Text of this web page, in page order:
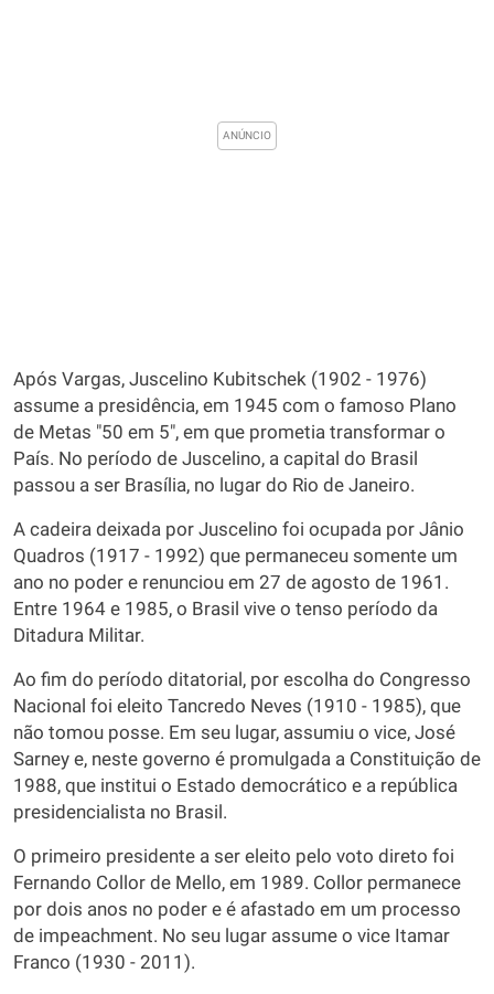
Após Vargas, Juscelino Kubitschek (1902 - 1976)
assume a presidência, em 1945 com o famoso Plano
de Metas "50 em 5", em que prometia transformar o
País. No período de Juscelino, a capital do Brasil
passou a ser Brasília, no lugar do Rio de Janeiro.
A cadeira deixada por Juscelino foi ocupada por Jânio
Quadros (1917 - 1992) que permaneceu somente um
ano no poder e renunciou em 27 de agosto de 1961.
Entre 1964 e 1985, o Brasil vive o tenso período da
Ditadura Militar.
Ao fim do período ditatorial, por escolha do Congresso
Nacional foi eleito Tancredo Neves (1910 - 1985), que
não tomou posse. Em seu lugar, assumiu o vice, José
Sarney e, neste governo é promulgada a Constituição de
1988, que institui o Estado democrático e a república
presidencialista no Brasil.
O primeiro presidente a ser eleito pelo voto direto foi
Fernando Collor de Mello, em 1989. Collor permanece
por dois anos no poder e é afastado em um processo
de impeachment. No seu lugar assume o vice Itamar
Franco (1930 - 2011).